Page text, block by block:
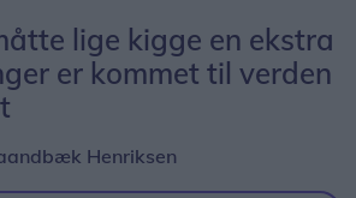
lige kigge en ekstra
er kommet til verden
Henriksen